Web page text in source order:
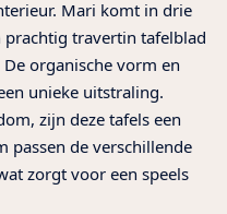
Mari komt in drie
travertin tafelblad
organische vorm en
unieke uitstraling.
zijn deze tafels een
passen de verschillende
zorgt voor een speels